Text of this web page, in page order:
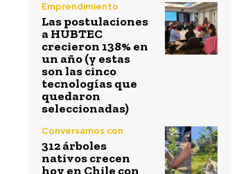
Emprendimiento
Las postulaciones
a HUBTEC
crecieron 138% en
un año (y estas
son las cinco
tecnologías que
quedaron
seleccionadas)
Conversamos con
312 árboles
nativos crecen
hoy en Chile con